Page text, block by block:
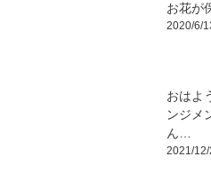
お花が
2020/6/
おはよ
ンジメ
ん…
2021/